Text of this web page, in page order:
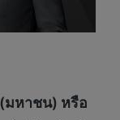
(มหาชน) หรือ